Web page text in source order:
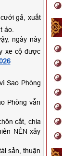
gả, xuất
áo.
ngày này
xe cộ được
Sao Phòng
Phòng vẫn
cất, chia
NÊN xây
sản, thuận